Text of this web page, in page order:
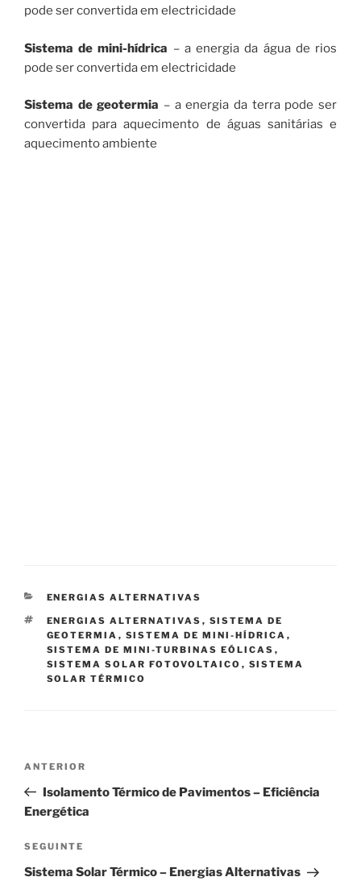
pode ser convertida em electricidade
Sistema de mini-hí­drica – a energia da água de rios
pode ser convertida em electricidade
Sistema de geotermia – a energia da terra pode ser
convertida para aquecimento de águas sanitárias e
aquecimento ambiente
CATEGORIAS
ENERGIAS ALTERNATIVAS
ETIQUETAS
ENERGIAS ALTERNATIVAS , SISTEMA DE
GEOTERMIA , SISTEMA DE MINI-HÍDRICA ,
SISTEMA DE MINI-TURBINAS EÓLICAS ,
SISTEMA SOLAR FOTOVOLTAICO , SISTEMA
SOLAR TÉRMICO
artigos
Conteúdo
anterior
ANTERIOR
Isolamento Térmico de Pavimentos – Eficiência
Energética
Conteúdo
seguinte
SEGUINTE
Sistema Solar Térmico – Energias Alternativas